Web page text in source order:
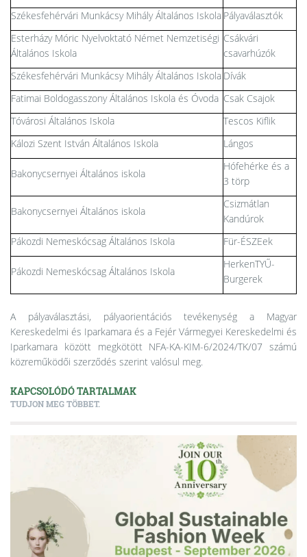
Székesfehérvári Munkácsy Mihály Általános Iskola Pályaválasztók
Esterházy Móric Nyelvoktató Német Nemzetiségi
Általános Iskola
Csákvári
csavarhúzók
Székesfehérvári Munkácsy Mihály Általános Iskola Dívák
Fatimai Boldogasszony Általános Iskola és Óvoda Csak Csajok
Tóvárosi Általános Iskola
Tescos Kiflik
Kálozi Szent István Általános Iskola
Lángos
Bakonycsernyei Általános iskola
Hófehérke és a
3 törp
Bakonycsernyei Általános iskola
Csizmátlan
Kandúrok
Pákozdi Nemeskócsag Általános Iskola
Für-ÉSZEek
Pákozdi Nemeskócsag Általános Iskola
HerkenTYŰ-
Burgerek
A pályaválasztási, pályaorientációs tevékenység a Magyar
Kereskedelmi és Iparkamara és a Fejér Vármegyei Kereskedelmi és
Iparkamara között megkötött NFA-KA-KIM-6/2024/TK/07 számú
közreműködői szerződés szerint valósul meg.
KAPCSOLÓDÓ TARTALMAK
TUDJON MEG TÖBBET.